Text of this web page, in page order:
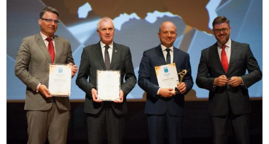
przechodzić
treści,
które
znajduje
bezpośrednio
pod
wiadomością.
Strona